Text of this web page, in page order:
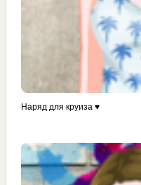
Наряд для круиза ♥